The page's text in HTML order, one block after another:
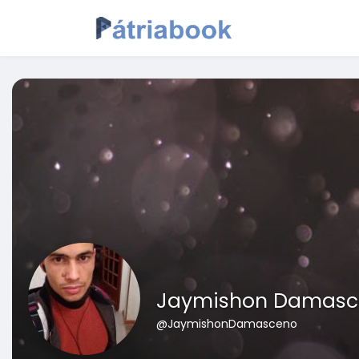
Jaymishon
@JaymishonDamasceno